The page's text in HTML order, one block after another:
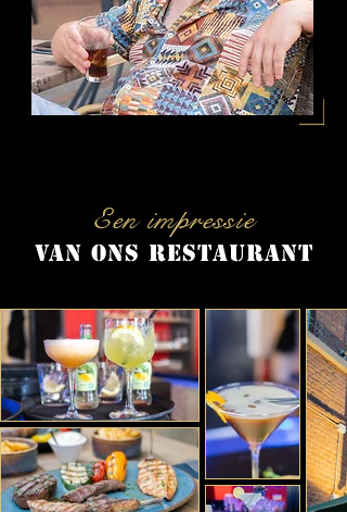
Een impressie
van ons restaurant